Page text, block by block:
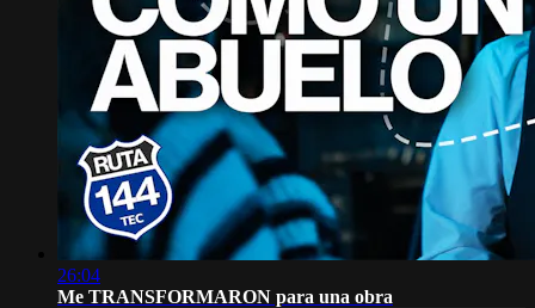
26:04
Me TRANSFORMARON para una obra